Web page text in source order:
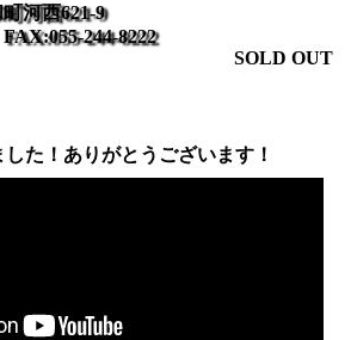
河西621-9
244-8222
SOLD OUT
た！ありがとうございます！